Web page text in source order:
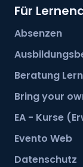
Für
Absenzen
Beratung
Bring your
EA - Kurse
Evento Web
Datenschutz